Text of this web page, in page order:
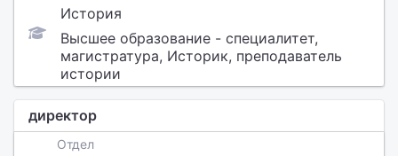
История
Высшее образование - специалитет,
магистратура, Историк, преподаватель
истории
директор
Отдел